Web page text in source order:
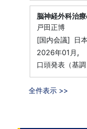
脳神経外科治
戸田正博
[国内会議] 日
2026年01月 ,
口頭発表（基
全件表示 >>